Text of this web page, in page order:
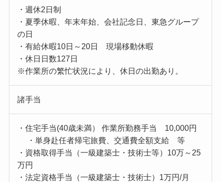
・週休2日制
・夏季休暇、年末年始、会社記念日、東急グループ
の日
・有給休暇10日～20日 現場移動休暇
・休日日数127日
※作業所の繁忙状況により、休日の出勤あり。
諸手当
・住宅手当(40歳未満） 作業所勤務手当 10,000円
・単身赴任者帰宅旅費、交通費全額支給 等
・資格取得手当（一級建築士・技術士等）10万～25
万円
・法定資格手当（一級建築士・技術士）1万円/月